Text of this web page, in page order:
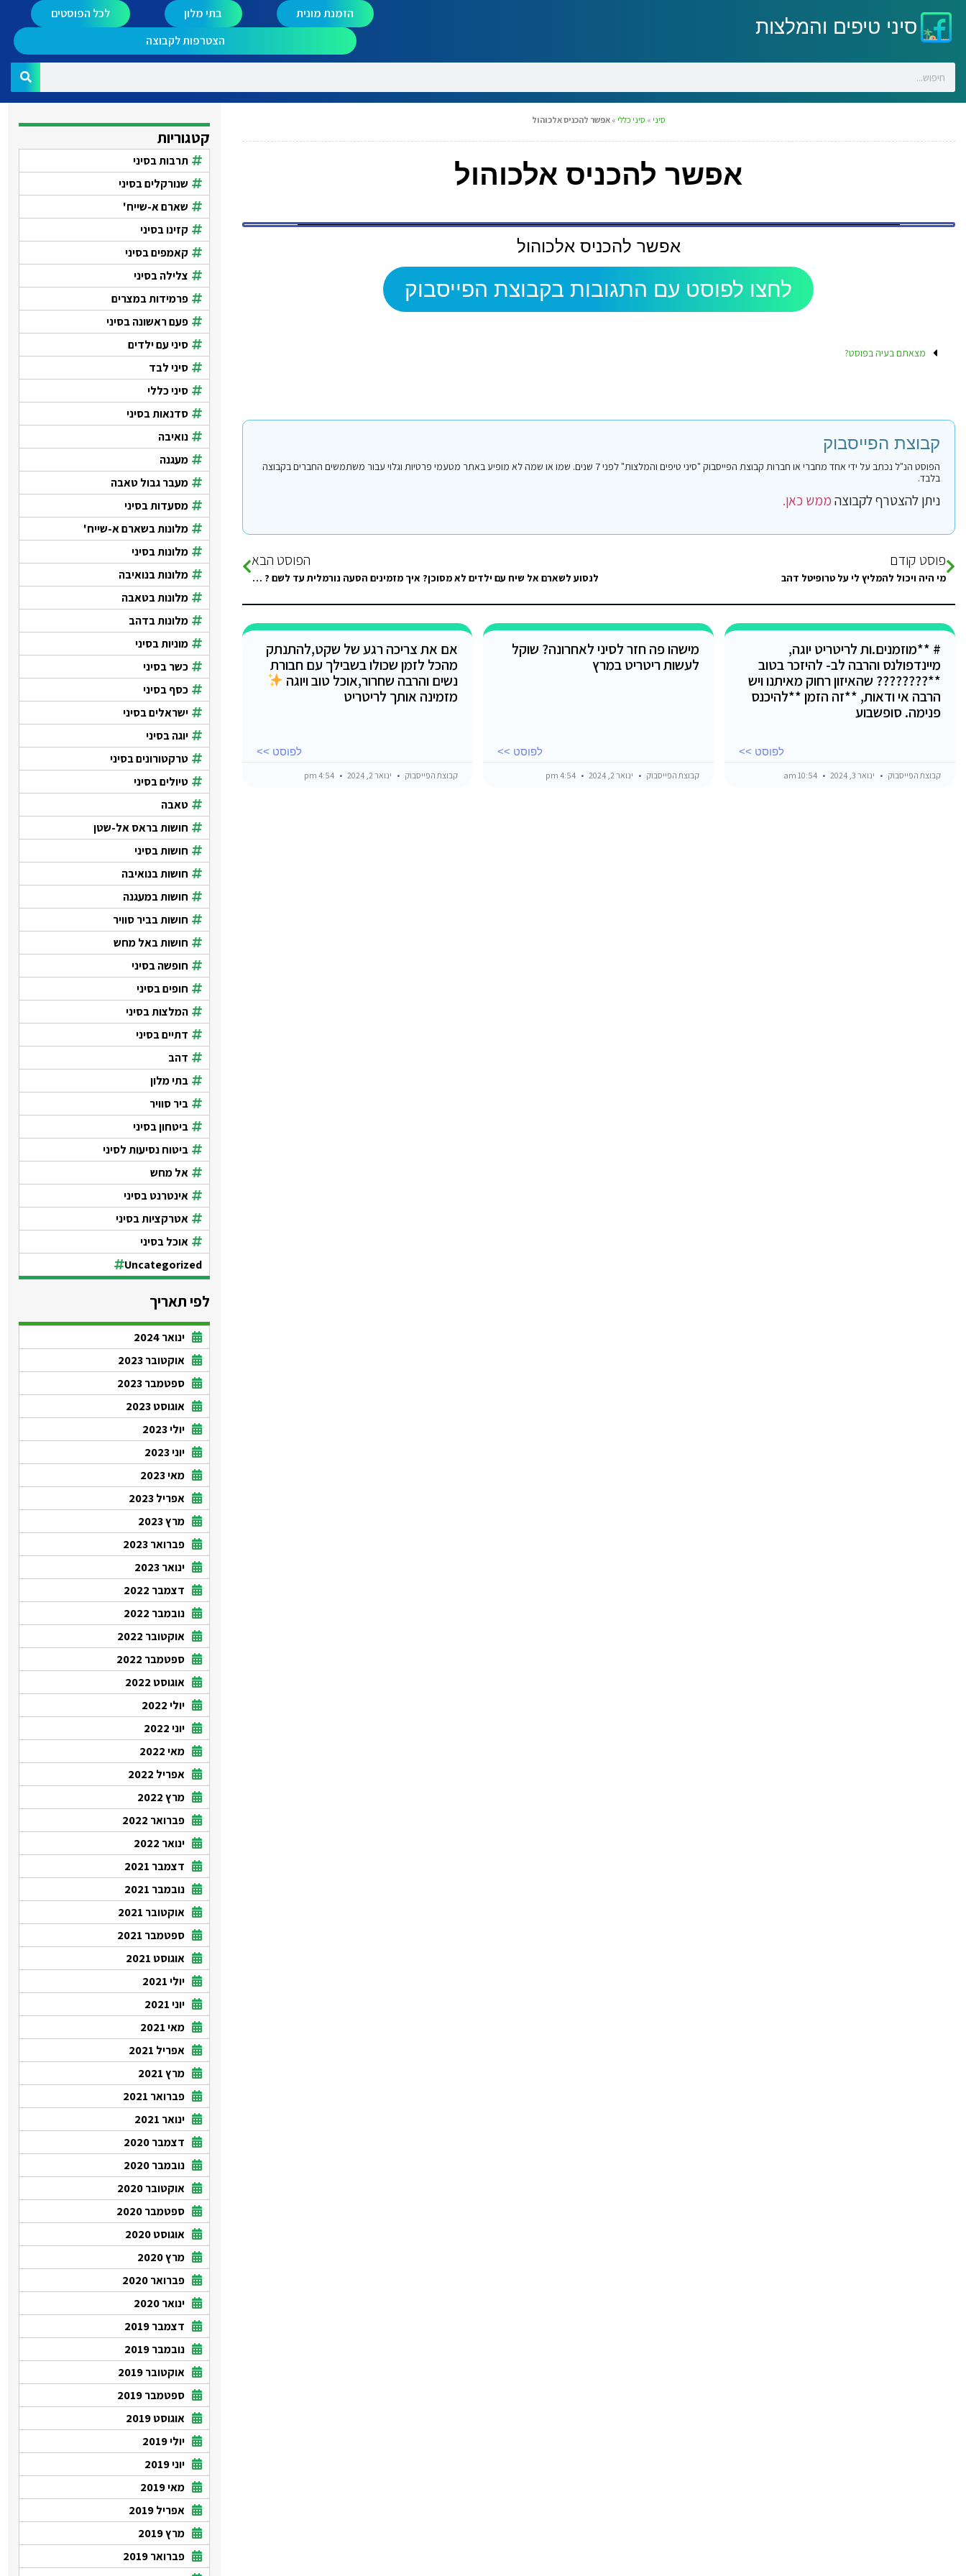
סיני טיפים והמלצות
הזמנת מונית בתי מלון
לכל הפוסטים
הצטרפות לקבוצה
סיני » סיני כללי »אפשר להכניס אלכוהול
אפשר להכניס אלכוהול
אפשר להכניס אלכוהול
לחצו לפוסט עם התגובות בקבוצת הפייסבוק
מצאתם בעיה בפוסט?
קבוצת הפייסבוק
הפוסט הנ"ל נכתב על ידי אחד מחברי או חברות קבוצת הפייסבוק "סיני טיפים והמלצות" לפני 7 שנים. שמו או שמה לא מופיע באתר מטעמי פרטיות וגלוי עבור משתמשים החברים בקבוצה
בלבד.
ניתן להצטרף לקבוצהממש כאן.
פוסט קודם
מי היה ויכול להמליץ לי על טרופיטל דהב
הפוסט הבא
לנסוע לשארם אל שיח עם ילדים לא מסוכן? איך מזמינים הסעה נורמלית עד לשם ? הייתי לפני 12 שנה עם…
# **מוזמנים.ות לריטריט יוגה,
מיינדפולנס והרבה לב- להיזכר בטוב
**???????? שהאיזון רחוק מאיתנו ויש
הרבה אי ודאות, **זה הזמן **להיכנס
פנימה. סופשבוע
לפוסט >>
קבוצת הפייסבוק ינואר 3, 2024
מישהו פה חזר לסיני לאחרונה? שוקל
לעשות ריטריט במרץ
לפוסט >>
קבוצת הפייסבוק ינואר 2, 2024
אם את צריכה רגע של שקט,להתנתק
מהכל לזמן שכולו בשבילך עם חבורת
נשים והרבה שחרור,אוכל טוב ויוגה
מזמינה אותך לריטריט
לפוסט >>
קבוצת הפייסבוק ינואר 2, 2024
קטגוריות
תרבות בסיני
שנורקלים בסיני
שארם א-שייח'
קזינו בסיני
קאמפים בסיני
צלילה בסיני
פרמידות במצרים
פעם ראשונה בסיני
סיני עם ילדים
סיני לבד
סיני כללי
סדנאות בסיני
נואיבה
מעגנה
מעבר גבול טאבה
מסעדות בסיני
מלונות בשארם א-שייח'
מלונות בסיני
מלונות בנואיבה
מלונות בטאבה
מלונות בדהב
מוניות בסיני
כשר בסיני
כסף בסיני
ישראלים בסיני
יוגה בסיני
טרקטורונים בסיני
טיולים בסיני
טאבה
חושות בראס אל-שטן
חושות בסיני
חושות בנואיבה
חושות במעגנה
חושות בביר סוויר
חושות באל מחש
חופשה בסיני
חופים בסיני
המלצות בסיני
דתיים בסיני
דהב
בתי מלון
ביר סוויר
ביטחון בסיני
ביטוח נסיעות לסיני
אל מחש
אינטרנט בסיני
אטרקציות בסיני
אוכל בסיני
Uncategorized
לפי תאריך
ינואר 2024
אוקטובר 2023
ספטמבר 2023
אוגוסט 2023
יולי 2023
יוני 2023
מאי 2023
אפריל 2023
מרץ 2023
פברואר 2023
ינואר 2023
דצמבר 2022
נובמבר 2022
אוקטובר 2022
ספטמבר 2022
אוגוסט 2022
יולי 2022
יוני 2022
מאי 2022
אפריל 2022
מרץ 2022
פברואר 2022
ינואר 2022
דצמבר 2021
נובמבר 2021
אוקטובר 2021
ספטמבר 2021
אוגוסט 2021
יולי 2021
יוני 2021
מאי 2021
אפריל 2021
מרץ 2021
פברואר 2021
ינואר 2021
דצמבר 2020
נובמבר 2020
אוקטובר 2020
ספטמבר 2020
אוגוסט 2020
מרץ 2020
פברואר 2020
ינואר 2020
דצמבר 2019
נובמבר 2019
אוקטובר 2019
ספטמבר 2019
אוגוסט 2019
יולי 2019
יוני 2019
מאי 2019
אפריל 2019
מרץ 2019
פברואר 2019